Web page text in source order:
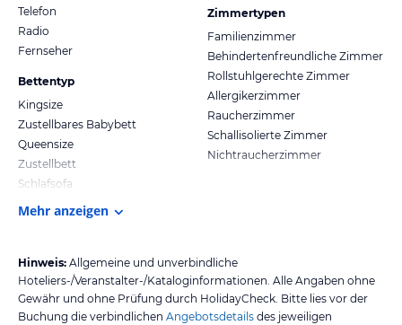
Telefon
Radio
Fernseher
Bettentyp
Kingsize
Zustellbares Babybett
Queensize
Zustellbett
Schlafsofa
Zimmertypen
Familienzimmer
Behindertenfreundliche Zimmer
Rollstuhlgerechte Zimmer
Allergikerzimmer
Raucherzimmer
Schallisolierte Zimmer
Nichtraucherzimmer
Mehr anzeigen
Hinweis: Allgemeine und unverbindliche
Hoteliers-/Veranstalter-/Kataloginformationen. Alle Angaben ohne
Gewähr und ohne Prüfung durch HolidayCheck. Bitte lies vor der
Buchung die verbindlichen Angebotsdetails des jeweiligen